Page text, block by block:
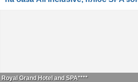
Royal Grand Hotel and SPA****